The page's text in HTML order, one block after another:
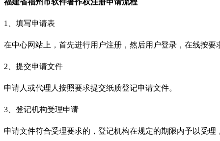
1、填写申请表
在中心网站上，首先进行用户注册，然后用户登录，在线按
2、提交申请文件
申请人或代理人按照要求提交纸质登记申请文件。
3、登记机构受理申请
申请文件符合受理要求的，登记机构在规定的期限内予以受